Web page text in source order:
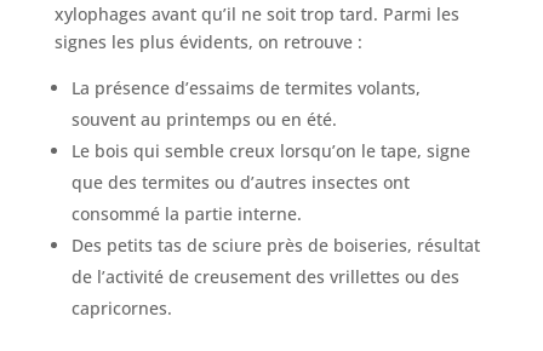
xylophages avant qu’il ne soit trop tard. Parmi les
signes les plus évidents, on retrouve :
La présence d’essaims de termites volants,
souvent au printemps ou en été.
Le bois qui semble creux lorsqu’on le tape, signe
que des termites ou d’autres insectes ont
consommé la partie interne.
Des petits tas de sciure près de boiseries, résultat
de l’activité de creusement des vrillettes ou des
capricornes.